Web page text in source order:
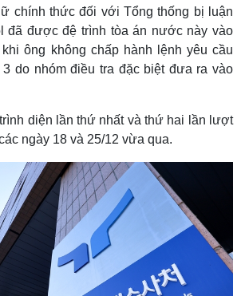
chính thức đối với Tổng thống bị luận
đã được đệ trình tòa án nước này vào
ông không chấp hành lệnh yêu cầu
do nhóm điều tra đặc biệt đưa ra vào
diện lần thứ nhất và thứ hai lần lượt
ngày 18 và 25/12 vừa qua.